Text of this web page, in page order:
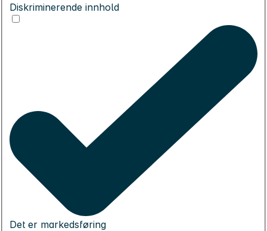
Diskriminerende innhold
Det er markedsføring